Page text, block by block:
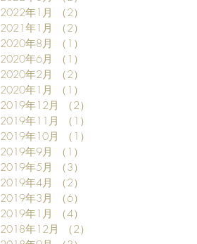
2022年1月
（2）
2021年1月
（2）
2020年8月
（1）
2020年6月
（1）
2020年2月
（2）
2020年1月
（1）
2019年12月
（2）
2019年11月
（1）
2019年10月
（1）
2019年9月
（1）
2019年5月
（3）
2019年4月
（2）
2019年3月
（6）
2019年1月
（4）
2018年12月
（2）